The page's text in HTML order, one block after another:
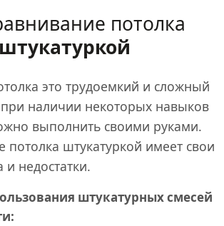
потолка
штукатуркой
это трудоемкий и сложный
при наличии некоторых навыков
выполнить своими руками.
потолка штукатуркой имеет свои
недостатки.
штукатурных смесей